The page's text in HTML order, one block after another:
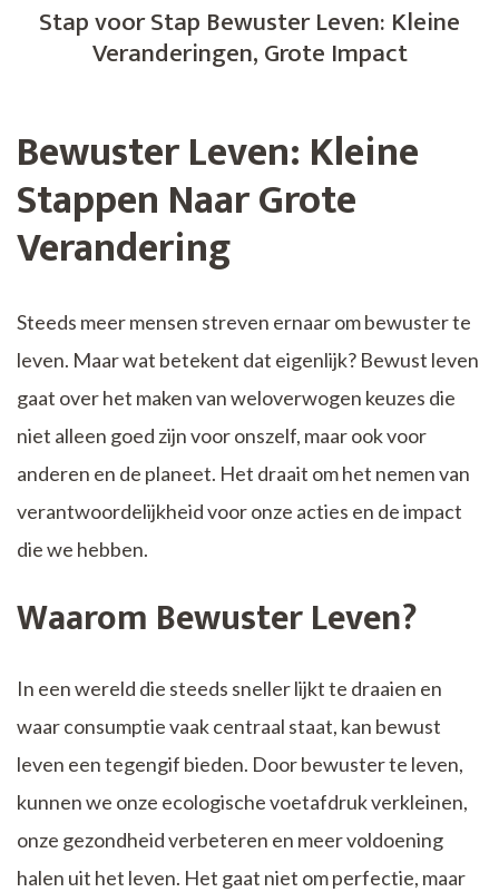
Stap voor Stap Bewuster Leven: Kleine
Veranderingen, Grote Impact
Bewuster Leven: Kleine
Stappen Naar Grote
Verandering
Steeds meer mensen streven ernaar om bewuster te
leven. Maar wat betekent dat eigenlijk? Bewust leven
gaat over het maken van weloverwogen keuzes die
niet alleen goed zijn voor onszelf, maar ook voor
anderen en de planeet. Het draait om het nemen van
verantwoordelijkheid voor onze acties en de impact
die we hebben.
Waarom Bewuster Leven?
In een wereld die steeds sneller lijkt te draaien en
waar consumptie vaak centraal staat, kan bewust
leven een tegengif bieden. Door bewuster te leven,
kunnen we onze ecologische voetafdruk verkleinen,
onze gezondheid verbeteren en meer voldoening
halen uit het leven. Het gaat niet om perfectie, maar